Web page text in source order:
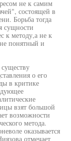
не к самим
состоящей в
Борьба тогда
сущности
к методу,а не к
понятный и
о его
в критике
взят большой
возможности
метода.
оказывается
отмечает